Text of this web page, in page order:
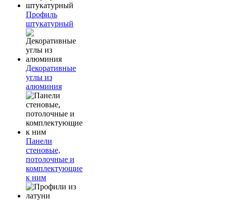
Профиль
штукатурный
Декоративные
углы из
алюминия
Панели
стеновые,
потолочные и
комплектующие
к ним